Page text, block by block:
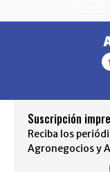
Suscripción
Reciba los
Agronegocios y